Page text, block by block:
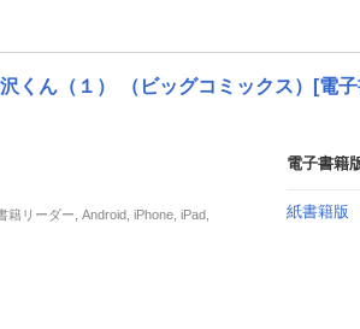
くん（１） （ビッグコミックス）[電
リーダー, Android, iPhone, iPad,
電子書籍
紙書籍版